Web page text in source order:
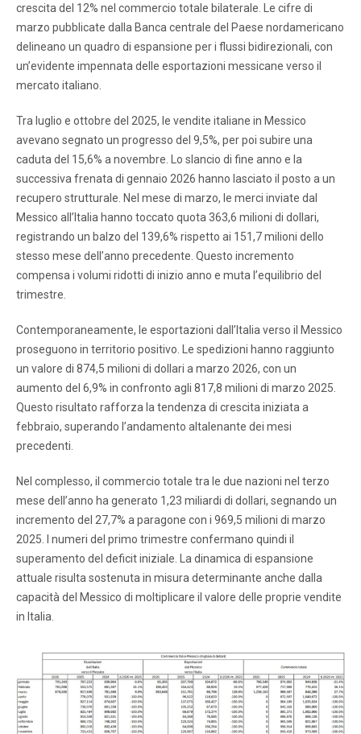
crescita del 12% nel commercio totale bilaterale. Le cifre di
marzo pubblicate dalla Banca centrale del Paese nordamericano
delineano un quadro di espansione per i flussi bidirezionali, con
un’evidente impennata delle esportazioni messicane verso il
mercato italiano.
Tra luglio e ottobre del 2025, le vendite italiane in Messico
avevano segnato un progresso del 9,5%, per poi subire una
caduta del 15,6% a novembre. Lo slancio di fine anno e la
successiva frenata di gennaio 2026 hanno lasciato il posto a un
recupero strutturale. Nel mese di marzo, le merci inviate dal
Messico all’Italia hanno toccato quota 363,6 milioni di dollari,
registrando un balzo del 139,6% rispetto ai 151,7 milioni dello
stesso mese dell’anno precedente. Questo incremento
compensa i volumi ridotti di inizio anno e muta l’equilibrio del
trimestre.
Contemporaneamente, le esportazioni dall’Italia verso il Messico
proseguono in territorio positivo. Le spedizioni hanno raggiunto
un valore di 874,5 milioni di dollari a marzo 2026, con un
aumento del 6,9% in confronto agli 817,8 milioni di marzo 2025.
Questo risultato rafforza la tendenza di crescita iniziata a
febbraio, superando l’andamento altalenante dei mesi
precedenti.
Nel complesso, il commercio totale tra le due nazioni nel terzo
mese dell’anno ha generato 1,23 miliardi di dollari, segnando un
incremento del 27,7% a paragone con i 969,5 milioni di marzo
2025. I numeri del primo trimestre confermano quindi il
superamento del deficit iniziale. La dinamica di espansione
attuale risulta sostenuta in misura determinante anche dalla
capacità del Messico di moltiplicare il valore delle proprie vendite
in Italia.